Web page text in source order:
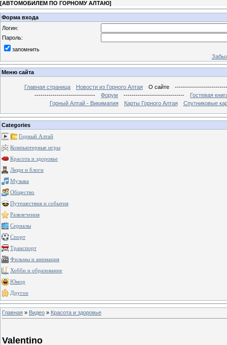
[АВТОМОБИЛЕМ ПО ГОРНОМУ АЛТАЮ]
Форма входа
Логин:
Пароль:
запомнить
Меню сайта
Главная страница Новости из Горного Алтая О сайте
------------------------------
Форум ------------------------------
Гостевая
Горный Алтай - Викимапия
Карты Горного Алтая Спутниковые
Categories
Горный Алтай
Компьютерные игры
Красота и здоровье
Люди и блоги
Музыка
Общество
Путешествия и события
Развлечения
Сериалы
Спорт
Транспорт
Фильмы и анимация
Хобби и образование
Юмор
Другое
Главная » Видео » Красота и здоровье
Valentino